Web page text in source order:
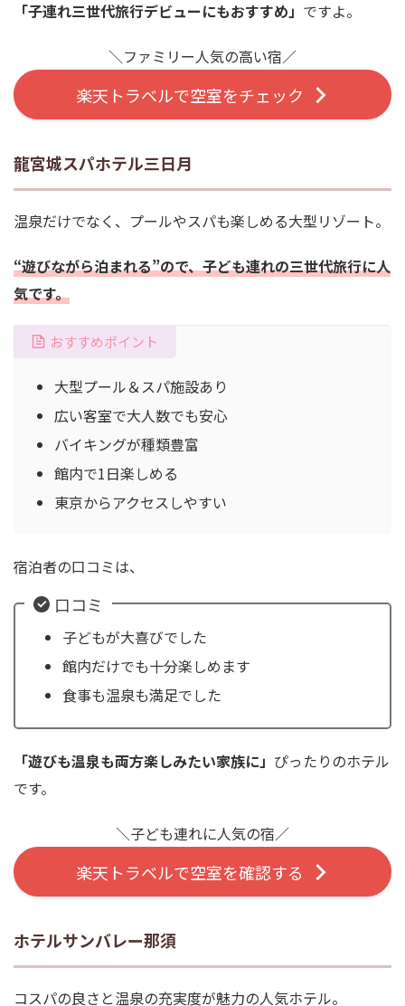
「子連れ三世代旅行デビューにもおすすめ」 ですよ。
＼ファミリー人気の高い宿／
楽天トラベルで空室をチェック
龍宮城スパホテル三日月
温泉だけでなく、プールやスパも楽しめる大型リゾート。
“遊びながら泊まれる”ので、子ども連れの三世代旅行に人
気です。
おすすめポイント
大型プール＆スパ施設あり
広い客室で大人数でも安心
バイキングが種類豊富
館内で1日楽しめる
東京からアクセスしやすい
宿泊者の口コミは、
口コミ
子どもが大喜びでした
館内だけでも十分楽しめます
食事も温泉も満足でした
「遊びも温泉も両方楽しみたい家族に」 ぴったりのホテル
です。
＼子ども連れに人気の宿／
楽天トラベルで空室を確認する
ホテルサンバレー那須
コスパの良さと温泉の充実度が魅力の人気ホテル。